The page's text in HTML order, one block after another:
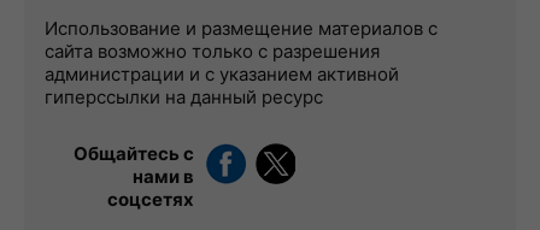
Использование и размещение материалов с
сайта возможно только с разрешения
администрации и с указанием активной
гиперссылки на данный ресурс
Общайтесь с
нами в
соцсетях